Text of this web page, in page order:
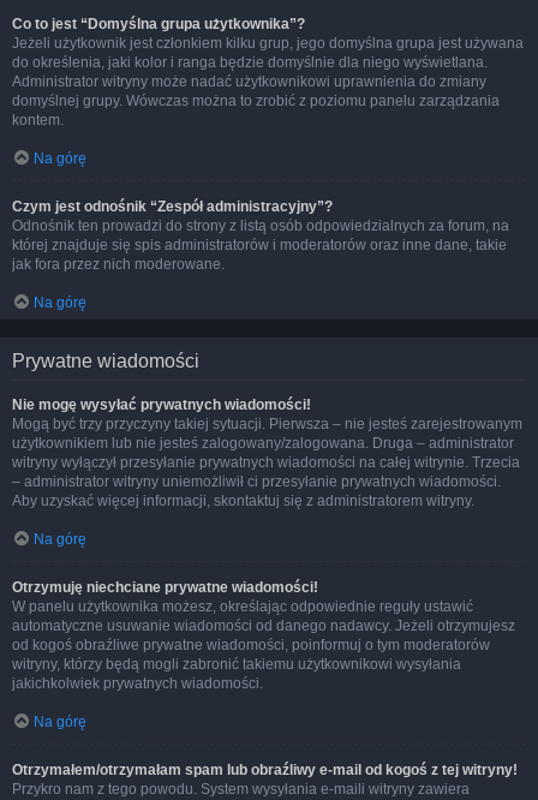
Co to jest “Domyślna grupa użytkownika”?
Jeżeli użytkownik jest członkiem kilku grup, jego domyślna grupa jest używana
do określenia, jaki kolor i ranga będzie domyślnie dla niego wyświetlana.
Administrator witryny może nadać użytkownikowi uprawnienia do zmiany
domyślnej grupy. Wówczas można to zrobić z poziomu panelu zarządzania
kontem.
Na górę
Czym jest odnośnik “Zespół administracyjny”?
Odnośnik ten prowadzi do strony z listą osób odpowiedzialnych za forum, na
której znajduje się spis administratorów i moderatorów oraz inne dane, takie
jak fora przez nich moderowane.
Na górę
Prywatne wiadomości
Nie mogę wysyłać prywatnych wiadomości!
Mogą być trzy przyczyny takiej sytuacji. Pierwsza – nie jesteś zarejestrowanym
użytkownikiem lub nie jesteś zalogowany/zalogowana. Druga – administrator
witryny wyłączył przesyłanie prywatnych wiadomości na całej witrynie. Trzecia
– administrator witryny uniemożliwił ci przesyłanie prywatnych wiadomości.
Aby uzyskać więcej informacji, skontaktuj się z administratorem witryny.
Na górę
Otrzymuję niechciane prywatne wiadomości!
W panelu użytkownika możesz, określając odpowiednie reguły ustawić
automatyczne usuwanie wiadomości od danego nadawcy. Jeżeli otrzymujesz
od kogoś obraźliwe prywatne wiadomości, poinformuj o tym moderatorów
witryny, którzy będą mogli zabronić takiemu użytkownikowi wysyłania
jakichkolwiek prywatnych wiadomości.
Na górę
Otrzymałem/otrzymałam spam lub obraźliwy e-mail od kogoś z tej witryny!
Przykro nam z tego powodu. System wysyłania e-maili witryny zawiera